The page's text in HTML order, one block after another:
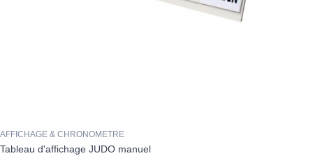
AFFICHAGE & CHRONOMETRE
Tableau d'affichage JUDO manuel